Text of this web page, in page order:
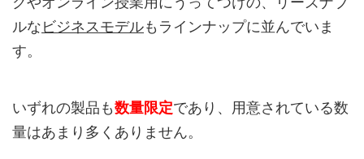
ルなビジネスモデルもラインナップに並んでいま
す。
いずれの製品も数量限定であり、用意されている数
量はあまり多くありません。